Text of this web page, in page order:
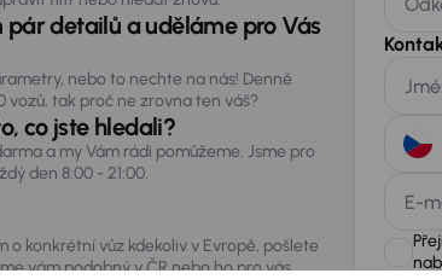
pár detailů a uděláme pro Vás
nebo to nechte na nás! Denně
vozů, tak proč ne zrovna ten váš?
co jste hledali?
a my Vám rádi pomůžeme. Jsme pro
den 8:00 - 21:00.
o konkrétní vůz kdekoliv v Evropě, pošlete
vám podobný v ČR nebo ho pro vás
E-